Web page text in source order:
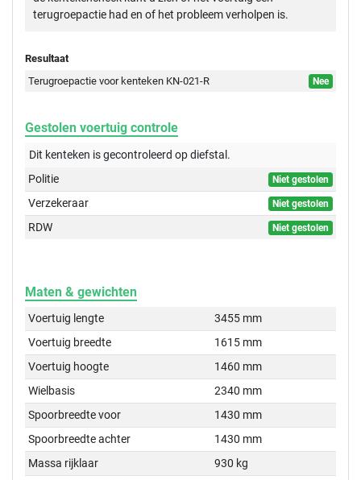
terugroepactie had en of het probleem verholpen is.
Resultaat
Terugroepactie voor kenteken KN-021-R
Nee
Gestolen voertuig controle
Dit kenteken is gecontroleerd opdiefstal.
Politie
Niet gestolen
Verzekeraar Niet gestolen
RDW Niet gestolen
Maten & gewichten
Voertuig lengte
3455 mm
Voertuig breedte
1615 mm
Voertuig hoogte
1460 mm
Wielbasis
2340 mm
Spoorbreedte voor
1430 mm
Spoorbreedte achter
1430 mm
Massa rijklaar
930 kg